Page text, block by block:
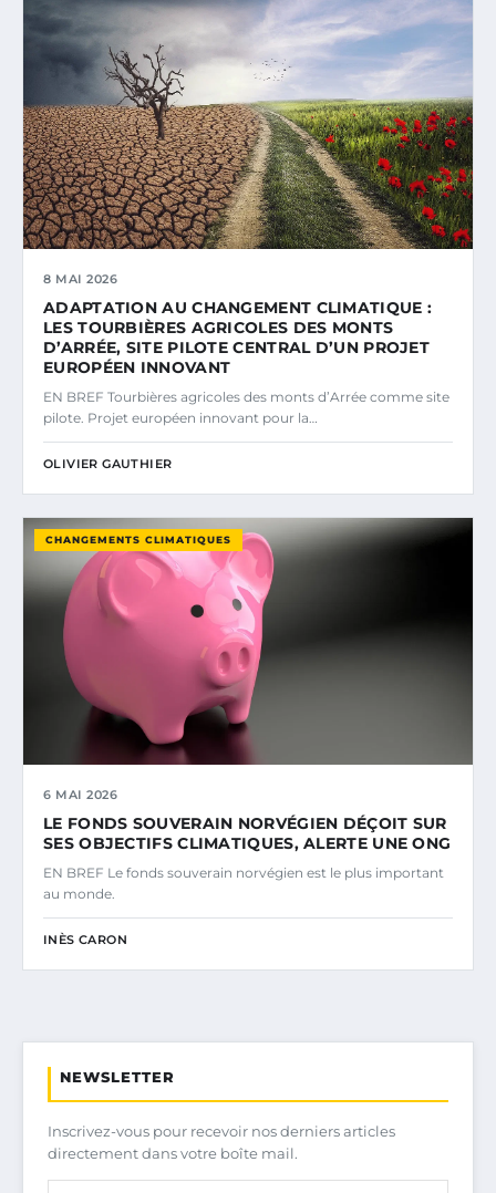
8 MAI 2026
ADAPTATION AU CHANGEMENT CLIMATIQUE :
LES TOURBIÈRES AGRICOLES DES MONTS
D’ARRÉE, SITE PILOTE CENTRAL D’UN PROJET
EUROPÉEN INNOVANT
EN BREF Tourbières agricoles des monts d’Arrée comme site
pilote. Projet européen innovant pour la…
OLIVIER GAUTHIER
CHANGEMENTS CLIMATIQUES
6 MAI 2026
LE FONDS SOUVERAIN NORVÉGIEN DÉÇOIT SUR
SES OBJECTIFS CLIMATIQUES, ALERTE UNE ONG
EN BREF Le fonds souverain norvégien est le plus important
au monde.
INÈS CARON
NEWSLETTER
Inscrivez-vous pour recevoir nos derniers articles
directement dans votre boîte mail.